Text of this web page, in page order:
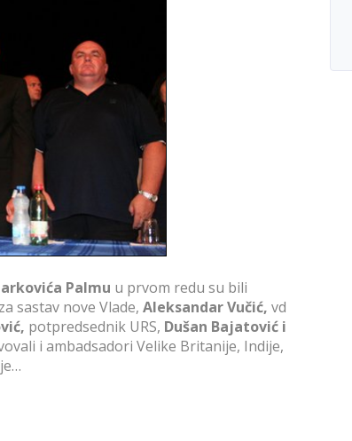
Palmu u prvom redu su bili
sastav nove Vlade, Aleksandar Vučić, vd
potpredsednik URS, Dušan Bajatović i
i ambadsadori Velike Britanije, Indije,